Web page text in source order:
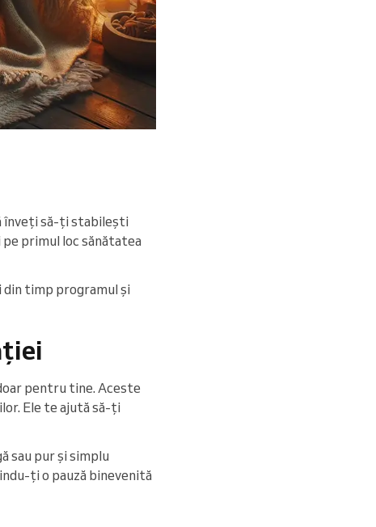
înveți să-ți stabilești
primul loc sănătatea
timp programul și
pentru tine. Aceste
Ele te ajută să-ți
sau pur și simplu
ți o pauză binevenită